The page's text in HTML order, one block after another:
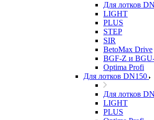
Для лотков
LIGHT
PLUS
STEP
SIR
BetoMax Drive
BGF-Z и
Optima Profi
Для лотков DN150
Для лотков
LIGHT
PLUS